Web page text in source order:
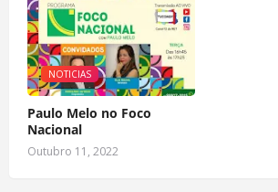
NOTICIAS
Paulo Melo no Foco
Nacional
Outubro 11, 2022